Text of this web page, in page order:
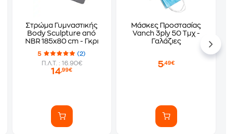
Στρώμα Γυμναστικής
Body Sculpture από
NBR 185x80 cm - Γκρι
5
(2)
Π.Λ.Τ. : 16.90€
14,99€
Μάσκες Προστασίας
Vanch 3ply 50 Τμχ -
Γαλάζιες
5,49€